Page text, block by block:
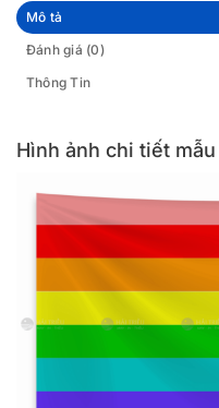
Mô tả
Đánh giá (0)
Thông Tin
Hình ảnh chi tiết